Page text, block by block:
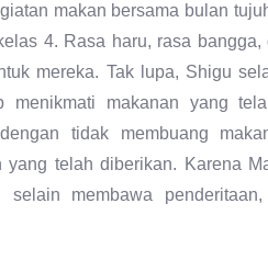
makan bersama bulan
4. Rasa haru, rasa
mereka. Tak lupa, Shigu
menikmati makanan yang
tidak membuang
yang telah diberikan. Karena
selain membawa